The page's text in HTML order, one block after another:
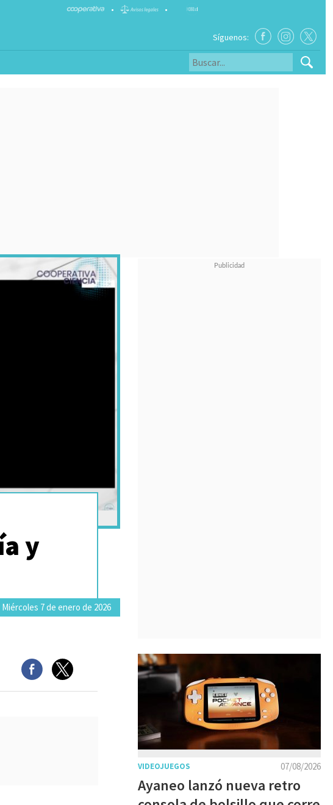
• •
Síguenos:
y
Miércoles 7 de enero de 2026
07/08/2026
VIDEOJUEGOS
Ayaneo lanzó nueva retro